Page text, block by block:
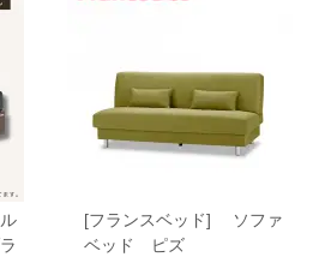
[フランスベッド] ソファ
ベッド ピズ